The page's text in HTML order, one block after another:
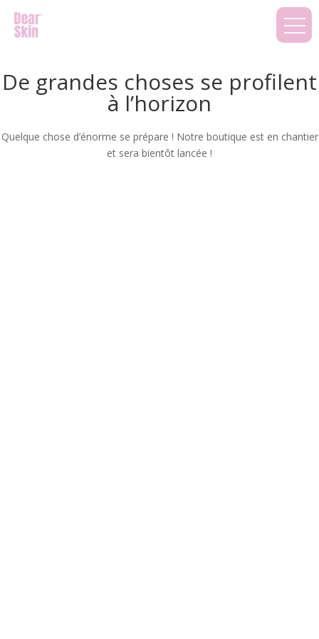
De grandes choses se profilent
à l’horizon
Quelque chose d’énorme se prépare ! Notre boutique est en chantier
et sera bientôt lancée !